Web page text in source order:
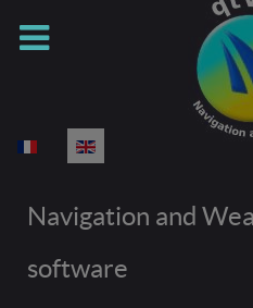
Select your language
Navigation and
software